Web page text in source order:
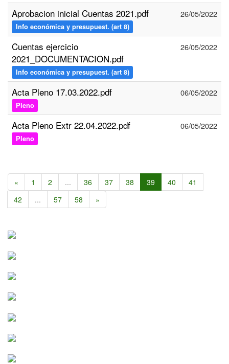
Aprobacion inicial Cuentas 2021.pdf
Info económica y presupuest. (art 8)
26/05/2022
Cuentas ejercicio
2021_DOCUMENTACION.pdf
Info económica y presupuest. (art 8)
26/05/2022
Acta Pleno 17.03.2022.pdf
Pleno
06/05/2022
Acta Pleno Extr 22.04.2022.pdf
Pleno
06/05/2022
« 1 2 ... 36 37 38 39 40
41
42
... 57 58 »